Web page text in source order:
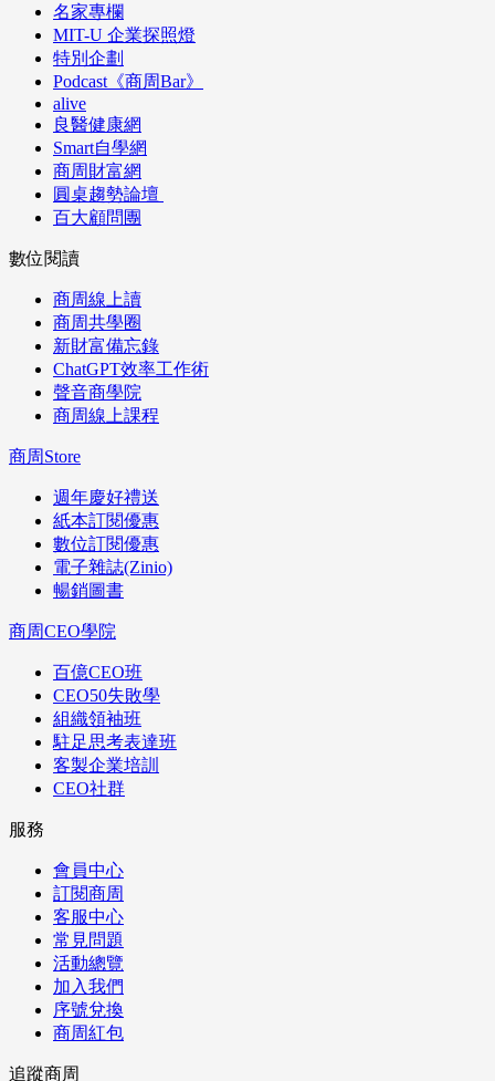
名家專欄
MIT-U 企業探照燈
特別企劃
Podcast《商周Bar》
alive
良醫健康網
Smart自學網
商周財富網
圓桌趨勢論壇
百大顧問團
數位閱讀
商周線上讀
商周共學圈
新財富備忘錄
ChatGPT效率工作術
聲音商學院
商周線上課程
商周Store
週年慶好禮送
紙本訂閱優惠
數位訂閱優惠
電子雜誌(Zinio)
暢銷圖書
商周CEO學院
百億CEO班
CEO50失敗學
組織領袖班
駐足思考表達班
客製企業培訓
CEO社群
服務
會員中心
訂閱商周
客服中心
常見問題
活動總覽
加入我們
序號兌換
商周紅包
追蹤商周